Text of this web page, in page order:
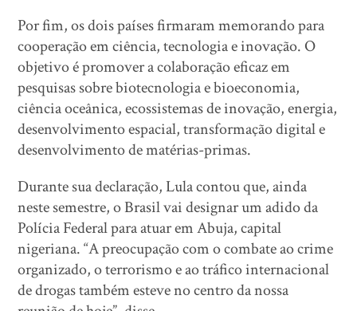
Por fim, os dois países firmaram memorando para
cooperação em ciência, tecnologia e inovação. O
objetivo é promover a colaboração eficaz em
pesquisas sobre biotecnologia e bioeconomia,
ciência oceânica, ecossistemas de inovação, energia,
desenvolvimento espacial, transformação digital e
desenvolvimento de matérias-primas.
Durante sua declaração, Lula contou que, ainda
neste semestre, o Brasil vai designar um adido da
Polícia Federal para atuar em Abuja, capital
nigeriana. “A preocupação com o combate ao crime
organizado, o terrorismo e ao tráfico internacional
de drogas também esteve no centro da nossa